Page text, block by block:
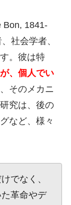
Bon, 1841-
社会学者、
。彼は特
、個人でい
そのメカニ
究は、後の
など、様々
でなく、
革命やデ